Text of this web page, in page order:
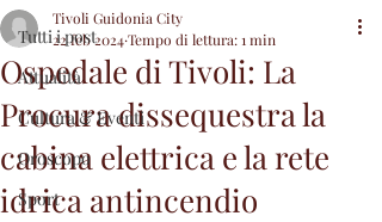
Tutti i post
Attualità
Cultura & Eventi
Oroscopo
Sport
Ospedale di Tivoli: La
Procura dissequestra la
cabina elettrica e la rete
idrica antincendio
Tivoli Guidonia City
22 feb 2024Tempo di lettura: 1 min